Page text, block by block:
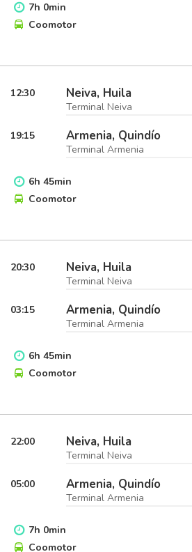
7h 0min
Coomotor
12:30 Neiva, Huila
Terminal Neiva
19:15 Armenia, Quindío
Terminal Armenia
6h 45min
Coomotor
20:30 Neiva, Huila
Terminal Neiva
03:15 Armenia, Quindío
Terminal Armenia
6h 45min
Coomotor
22:00 Neiva, Huila
Terminal Neiva
05:00 Armenia, Quindío
Terminal Armenia
7h 0min
Coomotor